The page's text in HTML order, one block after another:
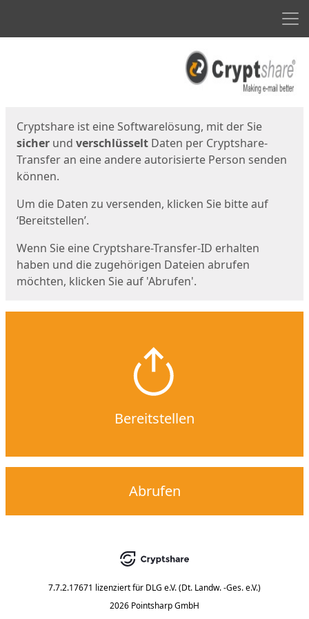
Cryptshare ist eine Softwarelösung, mit der Sie
sicher und verschlüsselt Daten per Cryptshare-
Transfer an eine andere autorisierte Person senden
können.
Um die Daten zu versenden, klicken Sie bitte auf
‘Bereitstellen’.
Wenn Sie eine Cryptshare-Transfer-ID erhalten
haben und die zugehörigen Dateien abrufen
möchten, klicken Sie auf 'Abrufen'.
Bereitstellen
Abrufen
7.7.2.17671 lizenziert für DLG e.V. (Dt. Landw. -Ges. e.V.)
2026 Pointsharp GmbH